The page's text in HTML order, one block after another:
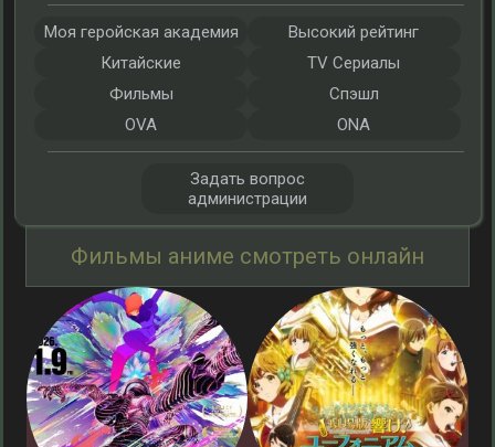
Фильмы аниме смотреть онлайн
Моя геройская академия
Высокий рейтинг
Китайские
TV Сериалы
Фильмы
Спэшл
OVA
ONA
Задать вопрос
администрации